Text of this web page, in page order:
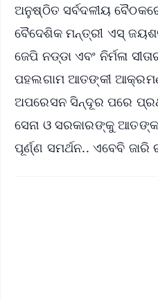
ଅନୁଷ୍ଠିତ ସର୍ବଦଳୀୟ
ବୈଦେଶିକ ମନ୍ତ୍ରୀ ଏସ୍
ଜେପି ନଡ୍ଡା ଏବଂ ନିର୍ମଳା
ପହଲଗାମ ଆତଙ୍କୀ
ଅପରେସନ ସିନ୍ଦୂର ପରେ
ସେନା ଓ ସରକାରଙ୍କୁ
ପୂର୍ଣ୍ଣ ସମର୍ଥନ.. ଏବେବି